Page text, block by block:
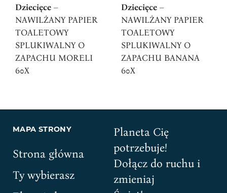
Dziecięce–
NAWILŻANY PAPIER
TOALETOWY
SPLUKIWALNY O
ZAPACHU MORELI
60X
Dziecięce–
NAWILŻANY PAPIER
TOALETOWY
SPLUKIWALNY O
ZAPACHU BANANA
60X
MAPA STRONY
Strona główna
Ty wybierasz
Planeta Cię
potrzebuje!
Dołącz do ruchu i
zmieniaj